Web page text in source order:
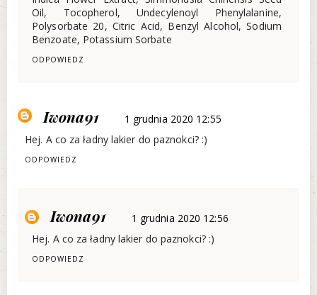
Oil, Tocopherol, Undecylenoyl Phenylalanine,
Polysorbate 20, Citric Acid, Benzyl Alcohol, Sodium
Benzoate, Potassium Sorbate
ODPOWIEDZ
Iwona91
1 grudnia 2020 12:55
Hej. A co za ładny lakier do paznokci? :)
ODPOWIEDZ
Iwona91
1 grudnia 2020 12:56
Hej. A co za ładny lakier do paznokci? :)
ODPOWIEDZ